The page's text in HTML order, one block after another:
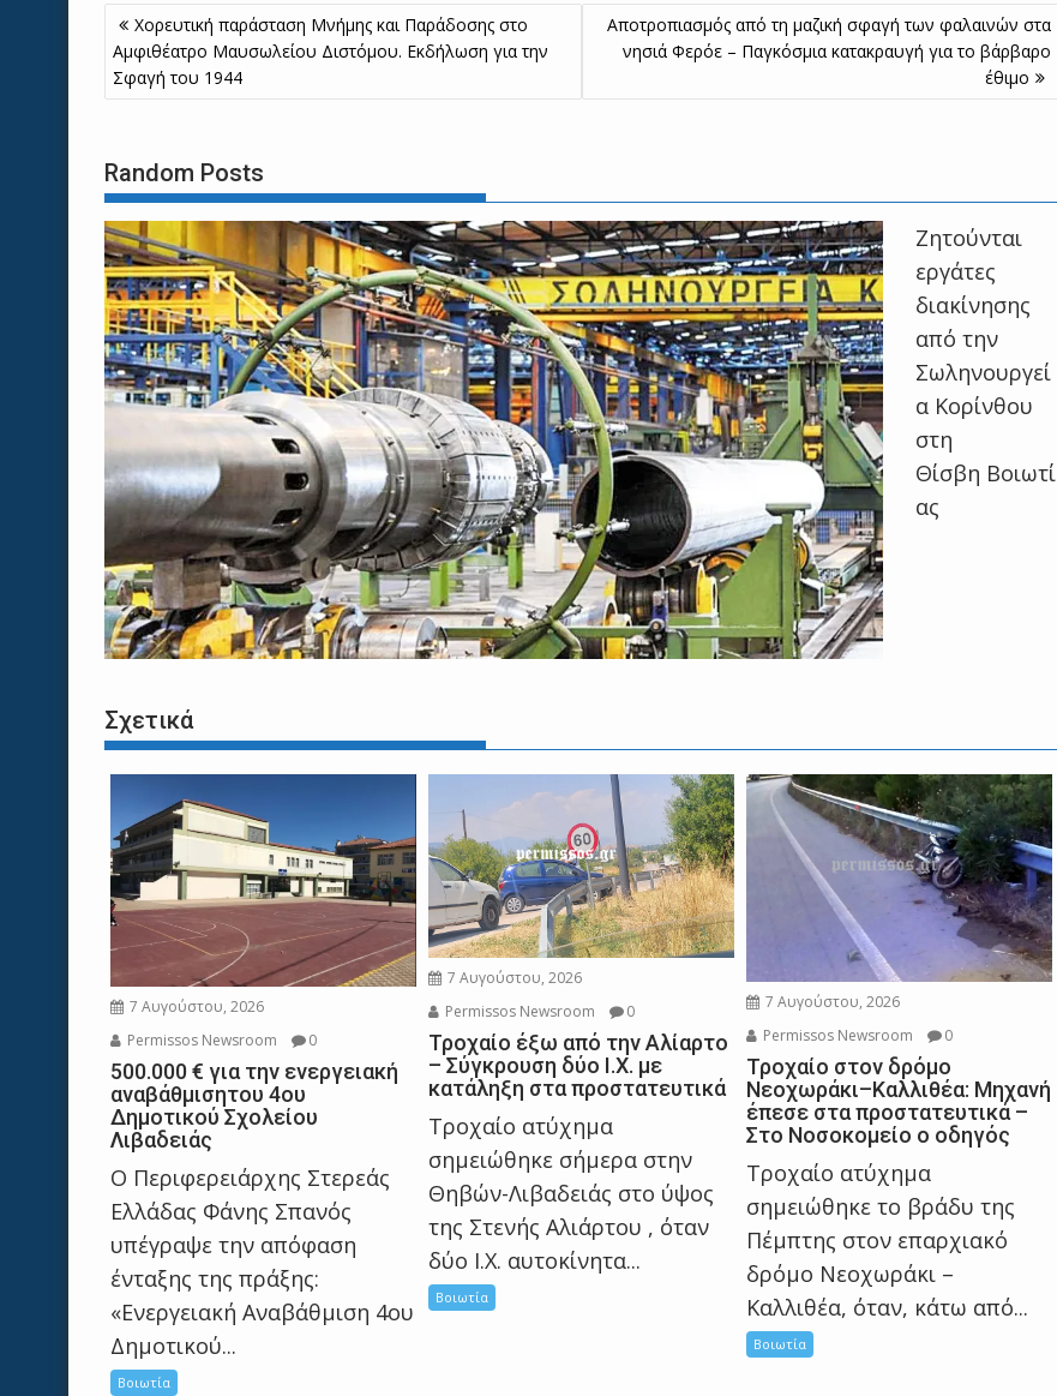
Πλοήγηση
άρθρων
Χορευτική παράσταση Μνήμης και Παράδοσης στο
Αμφιθέατρο Μαυσωλείου Διστόμου. Εκδήλωση για την
Σφαγή του 1944
Αποτροπιασμός από τη μαζική σφαγή των φαλαινών στα
νησιά Φερόε – Παγκόσμια κατακραυγή για το βάρβαρο
έθιμο
Random Posts
Ζητούνται
εργάτες
διακίνησης
από την
Σωληνουργεί
α Κορίνθου
στη
Θίσβη Βοιωτί
ας
Σχετικά
7 Αυγούστου, 2026
Permissos Newsroom
0
500.000 € για την ενεργειακή
αναβάθμισητου 4ου
Δημοτικού Σχολείου
Λιβαδειάς
Ο Περιφερειάρχης Στερεάς
Ελλάδας Φάνης Σπανός
υπέγραψε την απόφαση
ένταξης της πράξης:
«Ενεργειακή Αναβάθμιση 4ου
Δημοτικού...
Βοιωτία
7 Αυγούστου, 2026
Permissos Newsroom
0
Τροχαίο έξω από την Αλίαρτο
– Σύγκρουση δύο Ι.Χ. με
κατάληξη στα προστατευτικά
Τροχαίο ατύχημα
σημειώθηκε σήμερα στην
Θηβών-Λιβαδειάς στο ύψος
της Στενής Αλιάρτου , όταν
δύο Ι.Χ. αυτοκίνητα...
Βοιωτία
7 Αυγούστου, 2026
Permissos Newsroom
0
Τροχαίο στον δρόμο
Νεοχωράκι–Καλλιθέα: Μηχανή
έπεσε στα προστατευτικά –
Στο Νοσοκομείο ο οδηγός
Τροχαίο ατύχημα
σημειώθηκε το βράδυ της
Πέμπτης στον επαρχιακό
δρόμο Νεοχωράκι –
Καλλιθέα, όταν, κάτω από...
Βοιωτία